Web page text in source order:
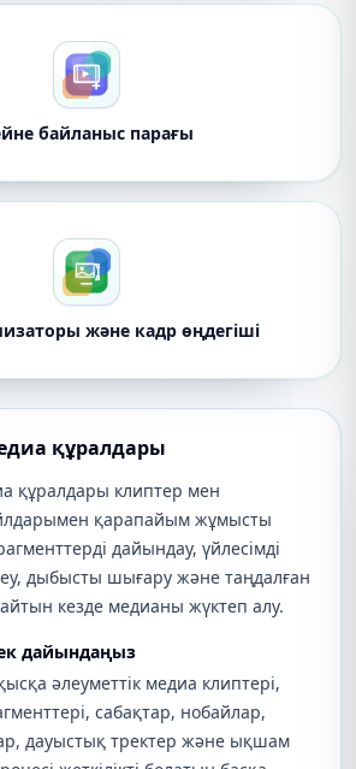
байланыс парағы
және кадр өңдегіші
құралдары
құралдары клиптер мен
қарапайым жұмысты
дайындау, үйлесімді
дыбысты шығару және таңдалған
кезде медианы жүктеп алу.
дайындаңыз
әлеуметтік медиа клиптері,
сабақтар, нобайлар,
дауыстық тректер және ықшам